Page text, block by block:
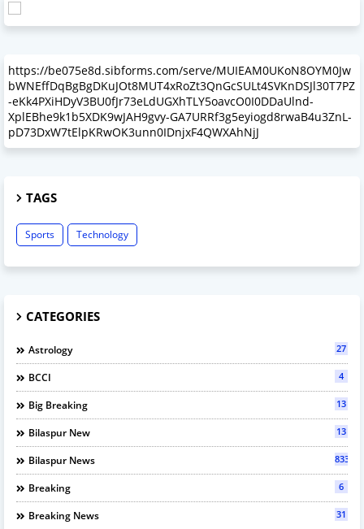
https://be075e8d.sibforms.com/serve/MUIEAM0UKoN8OYM0Jw
bWNEffDqBgBgDKuJOt8MUT4xRoZt3QnGcSULt4SVKnDSJl30T7PZ
-eKk4PXiHDyV3BU0fJr73eLdUGXhTLY5oavcO0I0DDaUlnd-
XplEBhe9k1b5XDK9wJAH9gvy-GA7URRf3g5eyiogd8rwaB4u3ZnL-
pD73DxW7tElpKRwOK3unn0IDnjxF4QWXAhNjJ
TAGS
Sports Technology
CATEGORIES
Astrology 27
BCCI 4
Big Breaking 13
Bilaspur New 13
Bilaspur News 833
Breaking 6
Breaking News 31